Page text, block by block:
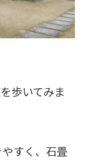
歩いてみま
すく、石畳